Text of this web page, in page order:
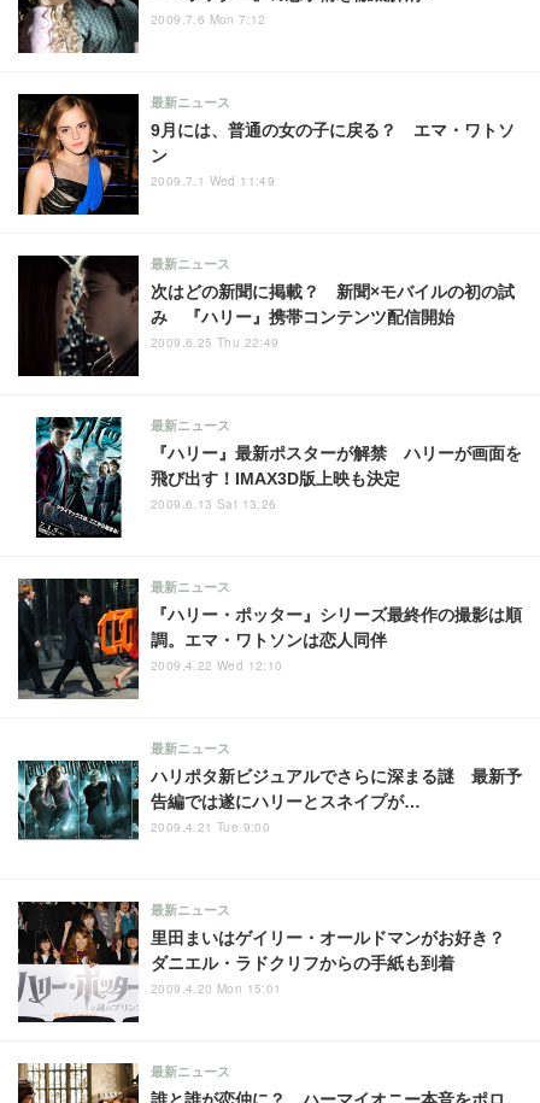
2009.7.6 Mon 7:12
9月には、普通の女の子に戻る？ エマ・ワトソ
ン
最新ニュース
2009.7.1 Wed 11:49
次はどの新聞に掲載？ 新聞×モバイルの初の試
み 『ハリー』携帯コンテンツ配信開始
最新ニュース
2009.6.25 Thu 22:49
『ハリー』最新ポスターが解禁 ハリーが画面を
飛び出す！IMAX3D版上映も決定
最新ニュース
2009.6.13 Sat 13:26
『ハリー・ポッター』シリーズ最終作の撮影は順
調。エマ・ワトソンは恋人同伴
最新ニュース
2009.4.22 Wed 12:10
ハリポタ新ビジュアルでさらに深まる謎 最新予
告編では遂にハリーとスネイプが…
最新ニュース
2009.4.21 Tue 9:00
里田まいはゲイリー・オールドマンがお好き？
ダニエル・ラドクリフからの手紙も到着
最新ニュース
2009.4.20 Mon 15:01
最新ニュース